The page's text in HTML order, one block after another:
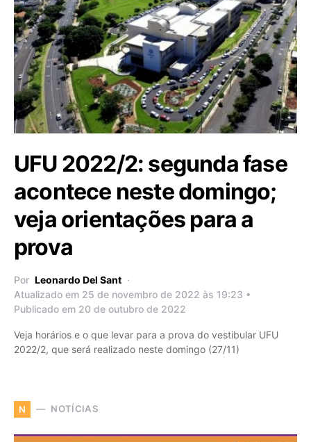
UFU 2022/2: segunda fase
acontece neste domingo;
veja orientações para a
prova
Por Leonardo Del Sant
Atualizado em 25 de novembro de 2022 às 19:23 •
Publicado em 20 de outubro de 2022
Veja horários e o que levar para a prova do vestibular UFU
2022/2, que será realizado neste domingo (27/11)
N NOTÍCIAS